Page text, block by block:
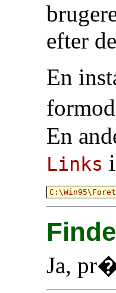
efter
En
En
Links
Ja,